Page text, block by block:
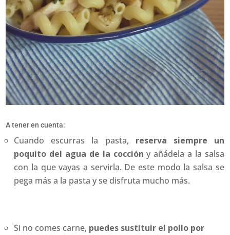
A tener en cuenta:
Cuando escurras la pasta, reserva siempre un
poquito del agua de la cocción y añádela a la salsa
con la que vayas a servirla. De este modo la salsa se
pega más a la pasta y se disfruta mucho más.
Si no comes carne, puedes sustituir el pollo por